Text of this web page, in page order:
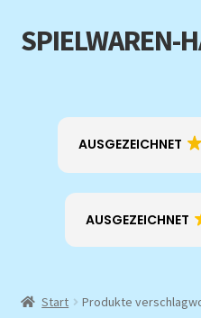
Zur
Navigation
Zum
Inhalt
SPIELWAREN-
ANGEBOTE
AUSGEZEICHNET
AUSGEZEICHNET
Start Produkte